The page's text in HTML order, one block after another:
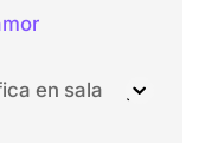
en sala